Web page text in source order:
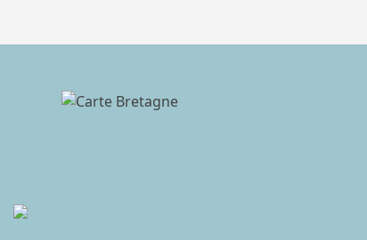
tenue du 16 mai au 24 septembre…